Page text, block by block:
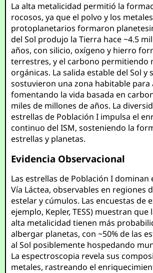
La alta metalicidad permitió la
rocosos, ya que el polvo y los
protoplanetarios formaron
del Sol produjo la Tierra hace ~4.5
años, con silicio, oxígeno y hierro
terrestres, y el carbono permitiendo
orgánicas. La salida estable del Sol y
sostuvieron una zona habitable para
fomentando la vida basada en
miles de millones de años. La
estrellas de Población I impulsa el
continuo del ISM, sosteniendo la
estrellas y planetas.
Evidencia Observacional
Las estrellas de Población I dominan
Vía Láctea, observables en regiones
estelar y cúmulos. Las encuestas de
ejemplo, Kepler, TESS) muestran que
alta metalicidad tienen más
albergar planetas, con ~50% de las
al Sol posiblemente hospedando
La espectroscopia revela sus
metales, rastreando el